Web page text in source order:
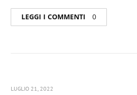
LEGGI I COMMENTI 0
LUGLIO 21, 2022